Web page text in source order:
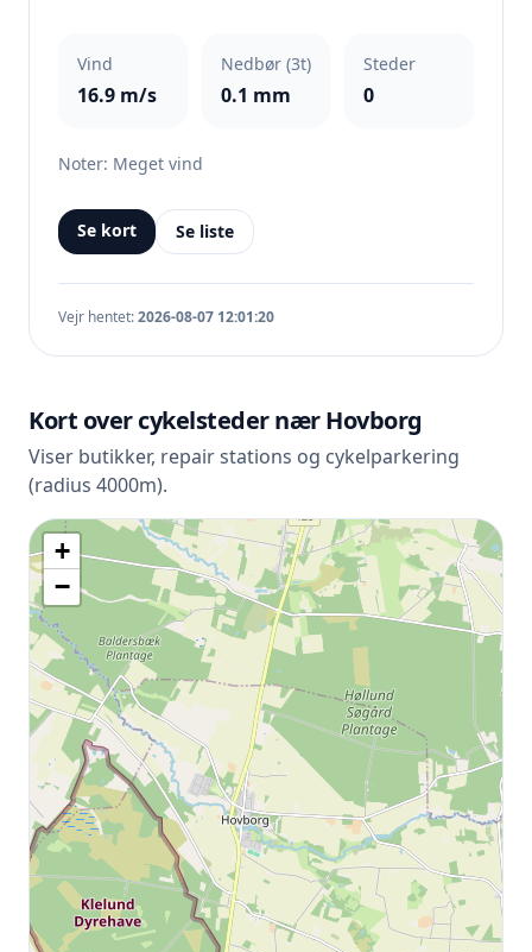
Vind
16.9 m/s
Nedbør (3t)
0.1 mm
Steder
0
Noter: Meget vind
Se kort Se liste
Vejr hentet:2026-08-07 12:01:20
Kort over cykelsteder nær Hovborg
Viser butikker, repair stations og cykelparkering
(radius 4000m).
+
−